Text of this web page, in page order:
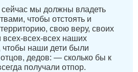
мы должны владеть
чтобы отстоять и
свою веру, своих
всех-всех-всех наших
наши дети были
дедов: — сколько бы к
получали отпор.